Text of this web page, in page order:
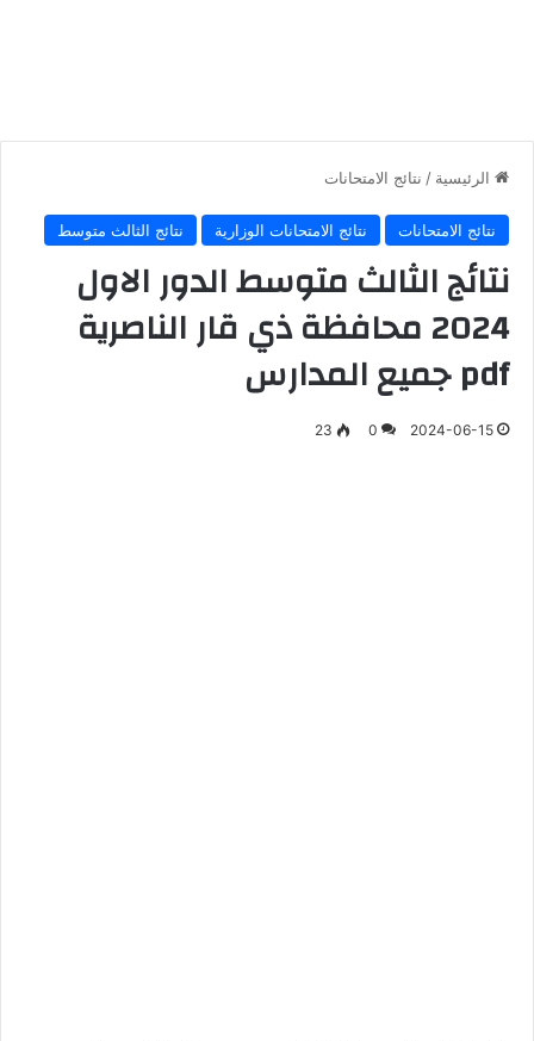
الرئيسية / نتائج الامتحانات
نتائج الامتحانات نتائج الامتحانات الوزارية نتائج الثالث متوسط
نتائج الثالث متوسط الدور الاول
2024 محافظة ذي قار الناصرية
pdf جميع المدارس
2024-06-15
0
23